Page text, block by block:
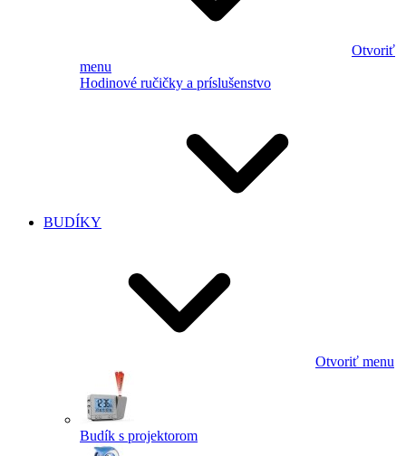
Otvoriť
menu
Hodinové ručičky a príslušenstvo
BUDÍKY
Otvoriť menu
Budík s projektorom